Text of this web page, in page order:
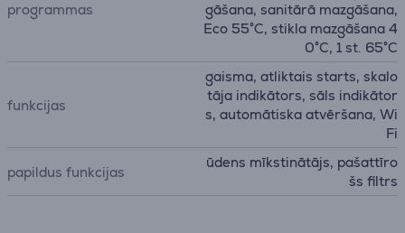
programmas
gāšana, sanitārā mazgāšana,
Eco 55°C, stikla mazgāšana 4
0°C, 1 st. 65°C
funkcijas
gaisma, atliktais starts, skalo
tāja indikātors, sāls indikātor
s, automātiska atvēršana, Wi
Fi
papildus funkcijas
ūdens mīkstinātājs, pašattīro
šs filtrs